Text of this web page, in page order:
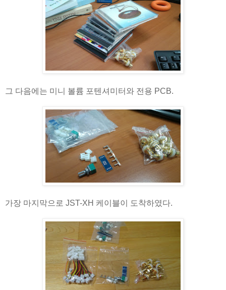
그 다음에는 미니 볼륨 포텐셔미터와 전용 PCB.
가장 마지막으로 JST-XH 케이블이 도착하였다.